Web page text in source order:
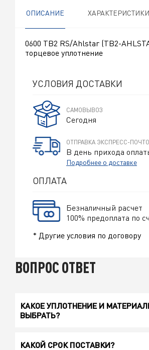
ОПИСАНИЕ ХАРАКТЕРИСТИКИ
0600 TB2 RS/Ahlstar (TB2-
торцевое уплотнение
УСЛОВИЯ ДОСТАВКИ
САМОВЫВОЗ
Сегодня
ОТПРАВКА ЭКСПРЕСС-
В день прихода
Подробнее о доставке
ОПЛАТА
Безналичный расчет
100% предоплата по
* Другие условия по договору
ВОПРОС ОТВЕТ
КАКОЕ УПЛОТНЕНИЕ И
ВЫБРАТЬ?
КАКОЙ СРОК ПОСТАВКИ?